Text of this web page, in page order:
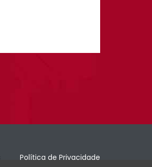
Política de Privacidade